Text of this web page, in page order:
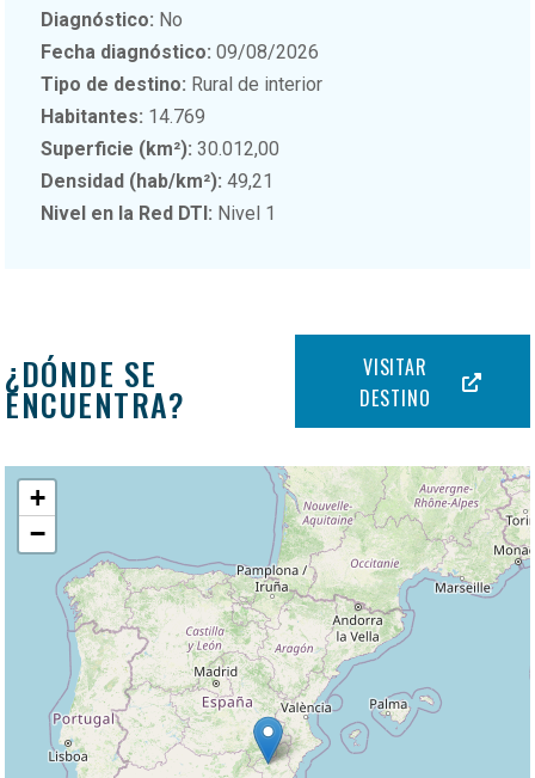
Diagnóstico: No
Fecha diagnóstico: 09/08/2026
Tipo de destino: Rural de interior
Habitantes: 14.769
Superficie (km²): 30.012,00
Densidad (hab/km²): 49,21
Nivel en la Red DTI: Nivel 1
¿DÓNDE SE
ENCUENTRA?
VISITAR
DESTINO
+
−